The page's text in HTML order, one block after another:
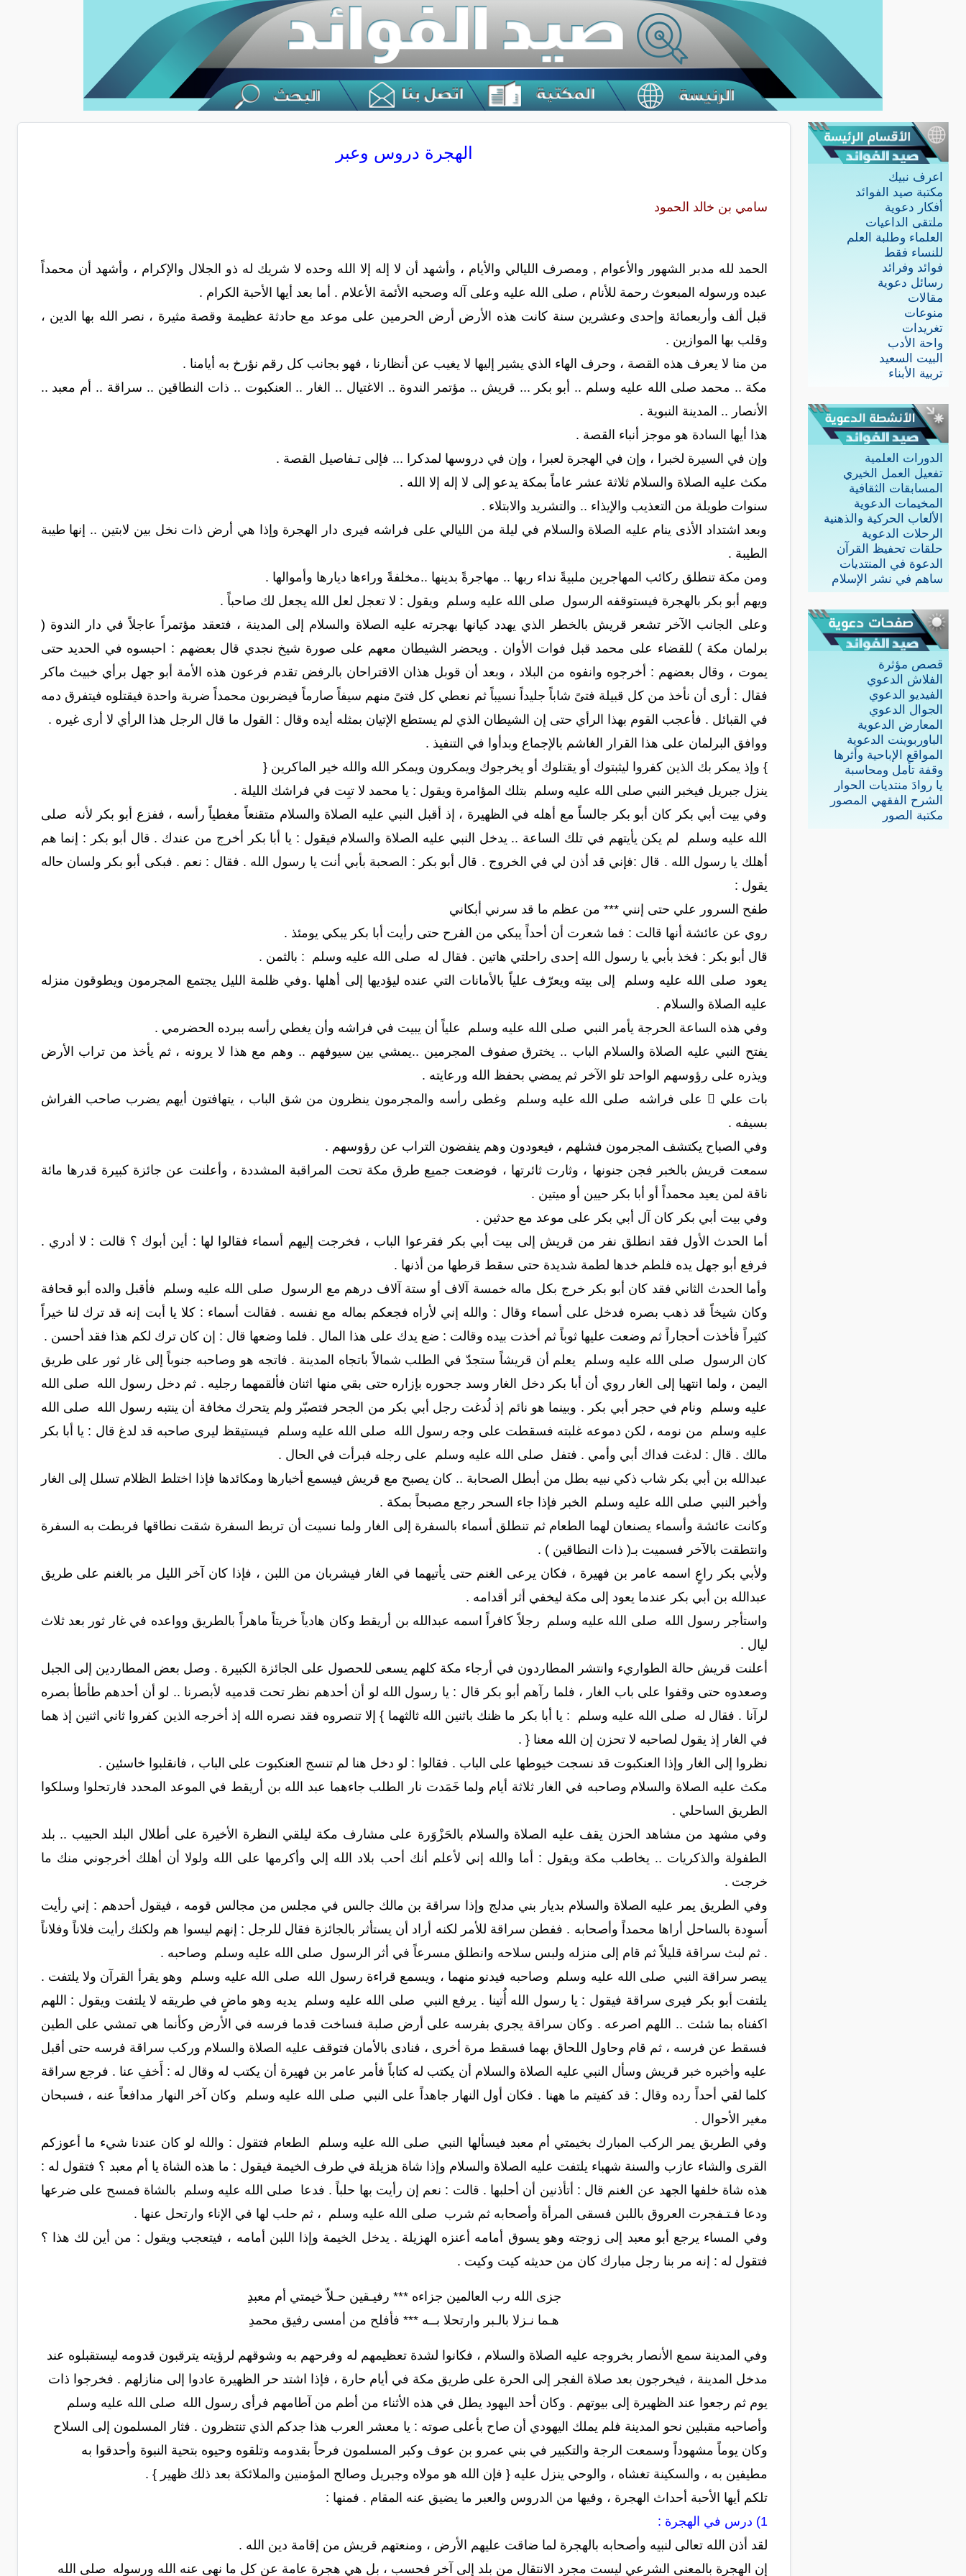
اعرف نبيك
مكتبة صيد الفوائد
أفكار دعوية
ملتقى الداعيات
العلماء وطلبة العلم
للنساء فقط
فوائد وفرائد
رسائل دعوية
مقالات
منوعات
تغريدات
واحة الأدب
البيت السعيد
تربية الأبناء
الدورات العلمية
تفعيل العمل الخيري
المسابقات الثقافية
المخيمات الدعوية
الألعاب الحركية والذهنية
الرحلات الدعوية
حلقات تحفيظ القرآن
الدعوة في المنتديات
ساهم في نشر الإسلام
قصص مؤثرة
الفلاش الدعوي
الفيديو الدعوي
الجوال الدعوي
المعارض الدعوية
الباوربوينت الدعوية
المواقع الإباحية وأثرها
وقفة تأمل ومحاسبة
يا روادَ منتديات الحوار
الشرح الفقهي المصور
مكتبة الصور
الهجرة دروس وعبر
سامي بن خالد الحمود
الحمد لله مدبر الشهور والأعوام , ومصرف الليالي والأيام ، وأشهد أن لا إله إلا الله وحده لا شريك له ذو الجلال والإكرام ، وأشهد أن محمداً
عبده ورسوله المبعوث رحمة للأنام ، صلى الله عليه وعلى آله وصحبه الأئمة الأعلام . أما بعد أيها الأحبة الكرام .
قبل ألف وأربعمائة وإحدى وعشرين سنة كانت هذه الأرض أرض الحرمين على موعد مع حادثة عظيمة وقصة مثيرة ، نصر الله بها الدين ،
وقلب بها الموازين .
من منا لا يعرف هذه القصة ، وحرف الهاء الذي يشير إليها لا يغيب عن أنظارنا ، فهو بجانب كل رقم نؤرخ به أيامنا .
مكة .. محمد صلى الله عليه وسلم .. أبو بكر ... قريش .. مؤتمر الندوة .. الاغتيال .. الغار .. العنكبوت .. ذات النطاقين .. سراقة .. أم معبد ..
الأنصار .. المدينة النبوية .
هذا أيها السادة هو موجز أنباء القصة .
وإن في السيرة لخبرا ، وإن في الهجرة لعبرا ، وإن في دروسها لمدكرا ... فإلى تـفاصيل القصة .
مكث عليه الصلاة والسلام ثلاثة عشر عاماً بمكة يدعو إلى لا إله إلا الله .
سنوات طويلة من التعذيب والإيذاء .. والتشريد والابتلاء .
وبعد اشتداد الأذى ينام عليه الصلاة والسلام في ليلة من الليالي على فراشه فيرى دار الهجرة وإذا هي أرض ذات نخل بين لابتين .. إنها طيبة
الطيبة .
ومن مكة تنطلق ركائب المهاجرين ملبيةً نداء ربها .. مهاجرةً بدينها ..مخلفةً وراءها ديارها وأموالها .
ويهم أبو بكر بالهجرة فيستوقفه الرسول صلى الله عليه وسلم ويقول : لا تعجل لعل الله يجعل لك صاحباً .
وعلى الجانب الآخر تشعر قريش بالخطر الذي يهدد كيانها بهجرته عليه الصلاة والسلام إلى المدينة ، فتعقد مؤتمراً عاجلاً في دار الندوة (
برلمان مكة ) للقضاء على محمد قبل فوات الأوان . ويحضر الشيطان معهم على صورة شيخ نجدي قال بعضهم : احبسوه في الحديد حتى
يموت ، وقال بعضهم : أخرجوه وانفوه من البلاد ، وبعد أن قوبل هذان الاقتراحان بالرفض تقدم فرعون هذه الأمة أبو جهل برأي خبيث ماكر
فقال : أرى أن نأخذ من كل قبيلة فتىً شاباً جليداً نسيباً ثم نعطي كل فتىً منهم سيفاً صارماً فيضربون محمداً ضربة واحدة فيقتلوه فيتفرق دمه
في القبائل . فأعجب القوم بهذا الرأي حتى إن الشيطان الذي لم يستطع الإتيان بمثله أيده وقال : القول ما قال الرجل هذا الرأي لا أرى غيره .
ووافق البرلمان على هذا القرار الغاشم بالإجماع وبدأوا في التنفيذ .
} وإذ يمكر بك الذين كفروا ليثبتوك أو يقتلوك أو يخرجوك ويمكرون ويمكر الله والله خير الماكرين {
ينزل جبريل فيخبر النبي صلى الله عليه وسلم بتلك المؤامرة ويقول : يا محمد لا تبِت في فراشك الليلة .
وفي بيت أبي بكر كان أبو بكر جالساً مع أهله في الظهيرة ، إذ أقبل النبي عليه الصلاة والسلام متقنعاً مغطياً رأسه ، ففزع أبو بكر لأنه صلى
الله عليه وسلم لم يكن يأيتهم في تلك الساعة .. يدخل النبي عليه الصلاة والسلام فيقول : يا أبا بكر أخرج من عندك . قال أبو بكر : إنما هم
أهلك يا رسول الله . قال :فإني قد أذن لي في الخروج . قال أبو بكر : الصحبة بأبي أنت يا رسول الله . فقال : نعم . فبكى أبو بكر ولسان حاله
يقول :
طفح السرور علي حتى إنني *** من عظم ما قد سرني أبكاني
روي عن عائشة أنها قالت : فما شعرت أن أحداً يبكي من الفرح حتى رأيت أبا بكر يبكي يومئذ .
قال أبو بكر : فخذ بأبي يا رسول الله إحدى راحلتي هاتين . فقال له صلى الله عليه وسلم : بالثمن .
يعود صلى الله عليه وسلم إلى بيته ويعرّف علياً بالأمانات التي عنده ليؤديها إلى أهلها .وفي ظلمة الليل يجتمع المجرمون ويطوقون منزله
عليه الصلاة والسلام .
وفي هذه الساعة الحرجة يأمر النبي صلى الله عليه وسلم علياً أن يبيت في فراشه وأن يغطي رأسه ببرده الحضرمي .
يفتح النبي عليه الصلاة والسلام الباب .. يخترق صفوف المجرمين ..يمشي بين سيوفهم .. وهم مع هذا لا يرونه ، ثم يأخذ من تراب الأرض
ويذره على رؤوسهم الواحد تلو الآخر ثم يمضي بحفظ الله ورعايته .
بات علي  على فراشه صلى الله عليه وسلم وغطى رأسه والمجرمون ينظرون من شق الباب ، يتهافتون أيهم يضرب صاحب الفراش
بسيفه .
وفي الصباح يكتشف المجرمون فشلهم ، فيعودون وهم ينفضون التراب عن رؤوسهم .
سمعت قريش بالخبر فجن جنونها ، وثارت ثائرتها ، فوضعت جميع طرق مكة تحت المراقبة المشددة ، وأعلنت عن جائزة كبيرة قدرها مائة
ناقة لمن يعيد محمداً أو أبا بكر حيين أو ميتين .
وفي بيت أبي بكر كان آل أبي بكر على موعد مع حدثين .
أما الحدث الأول فقد انطلق نفر من قريش إلى بيت أبي بكر فقرعوا الباب ، فخرجت إليهم أسماء فقالوا لها : أين أبوك ؟ قالت : لا أدري .
فرفع أبو جهل يده فلطم خدها لطمة شديدة حتى سقط قرطها من أذنها .
وأما الحدث الثاني فقد كان أبو بكر خرج بكل ماله خمسة آلاف أو ستة آلاف درهم مع الرسول صلى الله عليه وسلم فأقبل والده أبو قحافة
وكان شيخاً قد ذهب بصره فدخل على أسماء وقال : والله إني لأراه فجعكم بماله مع نفسه . فقالت أسماء : كلا يا أبت إنه قد ترك لنا خيراً
كثيراً فأخذت أحجاراً ثم وضعت عليها ثوباً ثم أخذت بيده وقالت : ضع يدك على هذا المال . فلما وضعها قال : إن كان ترك لكم هذا فقد أحسن .
كان الرسول صلى الله عليه وسلم يعلم أن قريشاً ستجدّ في الطلب شمالاً باتجاه المدينة . فاتجه هو وصاحبه جنوباً إلى غار ثور على طريق
اليمن ، ولما انتهيا إلى الغار روي أن أبا بكر دخل الغار وسد جحوره بإزاره حتى بقي منها اثنان فألقمهما رجليه . ثم دخل رسول الله صلى الله
عليه وسلم ونام في حجر أبي بكر . وبينما هو نائم إذ لُدغت رجل أبي بكر من الجحر فتصبّر ولم يتحرك مخافة أن ينتبه رسول الله صلى الله
عليه وسلم من نومه ، لكن دموعه غلبته فسقطت على وجه رسول الله صلى الله عليه وسلم فيستيقظ ليرى صاحبه قد لدغ قال : يا أبا بكر
مالك . قال : لدغت فداك أبي وأمي . فتفل صلى الله عليه وسلم على رجله فبرأت في الحال .
عبدالله بن أبي بكر شاب ذكي نبيه بطل من أبطل الصحابة .. كان يصبح مع قريش فيسمع أخبارها ومكائدها فإذا اختلط الظلام تسلل إلى الغار
وأخبر النبي صلى الله عليه وسلم الخبر فإذا جاء السحر رجع مصبحاً بمكة .
وكانت عائشة وأسماء يصنعان لهما الطعام ثم تنطلق أسماء بالسفرة إلى الغار ولما نسيت أن تربط السفرة شقت نطاقها فربطت به السفرة
وانتطقت بالآخر فسميت بـ( ذات النطاقين ) .
ولأبي بكر راعٍ اسمه عامر بن فهيرة ، فكان يرعى الغنم حتى يأتيهما في الغار فيشربان من اللبن ، فإذا كان آخر الليل مر بالغنم على طريق
عبدالله بن أبي بكر عندما يعود إلى مكة ليخفي أثر أقدامه .
واستأجر رسول الله صلى الله عليه وسلم رجلاً كافراً اسمه عبدالله بن أريقط وكان هادياً خريتاً ماهراً بالطريق وواعده في غار ثور بعد ثلاث
ليال .
أعلنت قريش حالة الطواريء وانتشر المطاردون في أرجاء مكة كلهم يسعى للحصول على الجائزة الكبيرة . وصل بعض المطاردين إلى الجبل
وصعدوه حتى وقفوا على باب الغار ، فلما رآهم أبو بكر قال : يا رسول الله لو أن أحدهم نظر تحت قدميه لأبصرنا .. لو أن أحدهم طأطأ بصره
لرآنا . فقال له صلى الله عليه وسلم : يا أبا بكر ما ظنك باثنين الله ثالثهما } إلا تنصروه فقد نصره الله إذ أخرجه الذين كفروا ثاني اثنين إذ هما
في الغار إذ يقول لصاحبه لا تحزن إن الله معنا { .
نظروا إلى الغار وإذا العنكبوت قد نسجت خيوطها على الباب . فقالوا : لو دخل هنا لم تنسج العنكبوت على الباب ، فانقلبوا خاسئين .
مكث عليه الصلاة والسلام وصاحبه في الغار ثلاثة أيام ولما خَمَدت نار الطلب جاءهما عبد الله بن أريقط في الموعد المحدد فارتحلوا وسلكوا
الطريق الساحلي .
وفي مشهد من مشاهد الحزن يقف عليه الصلاة والسلام بالحَزْوَرة على مشارف مكة ليلقي النظرة الأخيرة على أطلال البلد الحبيب .. بلد
الطفولة والذكريات .. يخاطب مكة ويقول : أما والله إني لأعلم أنك أحب بلاد الله إلي وأكرمها على الله ولولا أن أهلك أخرجوني منك ما
خرجت .
وفي الطريق يمر عليه الصلاة والسلام بديار بني مدلج وإذا سراقة بن مالك جالس في مجلس من مجالس قومه ، فيقول أحدهم : إني رأيت
أَسوِدة بالساحل أراها محمداً وأصحابه . ففطن سراقة للأمر لكنه أراد أن يستأثر بالجائزة فقال للرجل : إنهم ليسوا هم ولكنك رأيت فلاناً وفلاناً
. ثم لبث سراقة قليلاً ثم قام إلى منزله ولبس سلاحه وانطلق مسرعاً في أثر الرسول صلى الله عليه وسلم وصاحبه .
يبصر سراقة النبي صلى الله عليه وسلم وصاحبه فيدنو منهما ، ويسمع قراءة رسول الله صلى الله عليه وسلم وهو يقرأ القرآن ولا يلتفت .
يلتفت أبو بكر فيرى سراقة فيقول : يا رسول الله أُتينا . يرفع النبي صلى الله عليه وسلم يديه وهو ماضٍ في طريقه لا يلتفت ويقول : اللهم
اكفناه بما شئت .. اللهم اصرعه . وكان سراقة يجري بفرسه على أرض صلبة فساخت قدما فرسه في الأرض وكأنما هي تمشي على الطين
فسقط عن فرسه ، ثم قام وحاول اللحاق بهما فسقط مرة أخرى ، فنادى بالأمان فتوقف عليه الصلاة والسلام وركب سراقة فرسه حتى أقبل
عليه وأخبره خبر قريش وسأل النبي عليه الصلاة والسلام أن يكتب له كتاباً فأمر عامر بن فهيرة أن يكتب له وقال له : أَخفِ عنا . فرجع سراقة
كلما لقي أحداً رده وقال : قد كفيتم ما ههنا . فكان أول النهار جاهداً على النبي صلى الله عليه وسلم وكان آخر النهار مدافعاً عنه ، فسبحان
مغير الأحوال .
وفي الطريق يمر الركب المبارك بخيمتي أم معبد فيسألها النبي صلى الله عليه وسلم الطعام فتقول : والله لو كان عندنا شيء ما أعوزكم
القرى والشاء عازب والسنة شهباء يلتفت عليه الصلاة والسلام وإذا شاة هزيلة في طرف الخيمة فيقول : ما هذه الشاة يا أم معبد ؟ فتقول له :
هذه شاة خلفها الجهد عن الغنم قال : أتأذنين أن أحلبها . قالت : نعم إن رأيت بها حلباً . فدعا صلى الله عليه وسلم بالشاة فمسح على ضرعها
ودعا فـتـفجرت العروق باللبن فسقى المرأة وأصحابه ثم شرب صلى الله عليه وسلم ، ثم حلب لها في الإناء وارتحل عنها .
وفي المساء يرجع أبو معبد إلى زوجته وهو يسوق أمامه أعنزه الهزيلة . يدخل الخيمة وإذا اللبن أمامه ، فيتعجب ويقول : من أين لك هذا ؟
فتقول له : إنه مر بنا رجل مبارك كان من حديثه كيت وكيت .
جزى الله رب العالمين جزاءه*** رفيـقين حـلاّ خيمتي أم معبدِ
هـما نـزلا بالـبر وارتحلا بــه *** فأفلح من أمسى رفيق محمدِ
وفي المدينة سمع الأنصار بخروجه عليه الصلاة والسلام ، فكانوا لشدة تعظيمهم له وفرحهم به وشوقهم لرؤيته يترقبون قدومه ليستقبلوه عند
مدخل المدينة ، فيخرجون بعد صلاة الفجر إلى الحرة على طريق مكة في أيام حارة ، فإذا اشتد حر الظهيرة عادوا إلى منازلهم . فخرجوا ذات
يوم ثم رجعوا عند الظهيرة إلى بيوتهم . وكان أحد اليهود يطل في هذه الأثناء من أطم من آطامهم فرأى رسول الله صلى الله عليه وسلم
وأصاحبه مقبلين نحو المدينة فلم يملك اليهودي أن صاح بأعلى صوته : يا معشر العرب هذا جدكم الذي تنتظرون . فثار المسلمون إلى السلاح
وكان يوماً مشهوداً وسمعت الرجة والتكبير في بني عمرو بن عوف وكبر المسلمون فرحاً بقدومه وتلقوه وحيوه بتحية النبوة وأحدقوا به
مطيفين به ، والسكينة تغشاه ، والوحي ينزل عليه { فإن الله هو مولاه وجبريل وصالح المؤمنين والملائكة بعد ذلك ظهير } .
تلكم أيها الأحبة أحداث الهجرة ، وفيها من الدروس والعبر ما يضيق عنه المقام . فمنها :
1) درس في الهجرة :
لقد أذن الله تعالى لنبيه وأصحابه بالهجرة لما ضاقت عليهم الأرض ، ومنعتهم قريش من إقامة دين الله .
إن الهجرة بالمعنى الشرعي ليست مجرد الانتقال من بلد إلى آخر فحسب ، بل هي هجرة عامة عن كل ما نهى عنه الله ورسوله صلى الله